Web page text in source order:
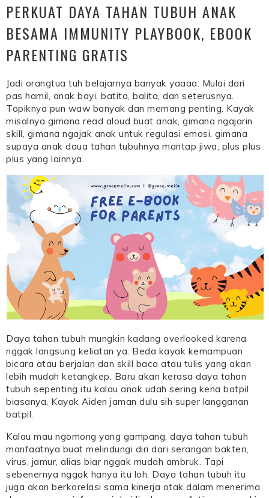
PERKUAT DAYA TAHAN TUBUH ANAK
BESAMA IMMUNITY PLAYBOOK, EBOOK
PARENTING GRATIS
Jadi orangtua tuh belajarnya banyak yaaaa. Mulai dari
pas hamil, anak bayi, batita, balita, dan seterusnya.
Topiknya pun waw banyak dan memang penting. Kayak
misalnya gimana read aloud buat anak, gimana ngajarin
skill, gimana ngajak anak untuk regulasi emosi, gimana
supaya anak daua tahan tubuhnya mantap jiwa, plus plus
plus yang lainnya.
Daya tahan tubuh mungkin kadang overlooked karena
nggak langsung keliatan ya. Beda kayak kemampuan
bicara atau berjalan dan skill baca atau tulis yang akan
lebih mudah ketangkep. Baru akan kerasa daya tahan
tubuh sepenting itu kalau anak udah sering kena batpil
biasanya. Kayak Aiden jaman dulu sih super langganan
batpil.
Kalau mau ngomong yang gampang, daya tahan tubuh
manfaatnya buat melindungi diri dari serangan bakteri,
virus, jamur, alias biar nggak mudah ambruk. Tapi
sebenernya nggak hanya itu loh. Daya tahan tubuh itu
juga akan berkorelasi sama kinerja otak dalam menerima